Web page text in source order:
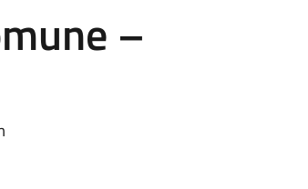
–